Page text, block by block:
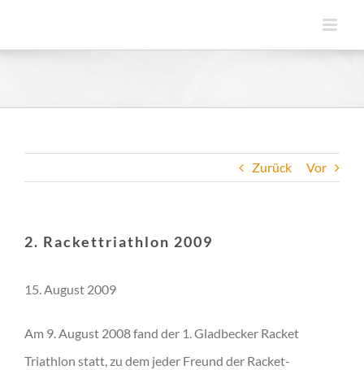
Zurück Vor
2. Rackettriathlon 2009
15. August 2009
Am 9. August 2008 fand der 1. Gladbecker Racket
Triathlon statt, zu dem jeder Freund der Racket-